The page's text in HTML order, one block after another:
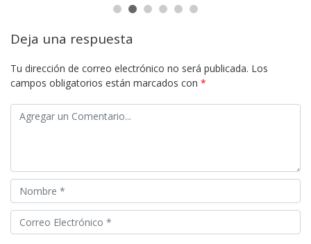
Deja una respuesta
Tu dirección de correo electrónico no será publicada. Los
campos obligatorios están marcados con *